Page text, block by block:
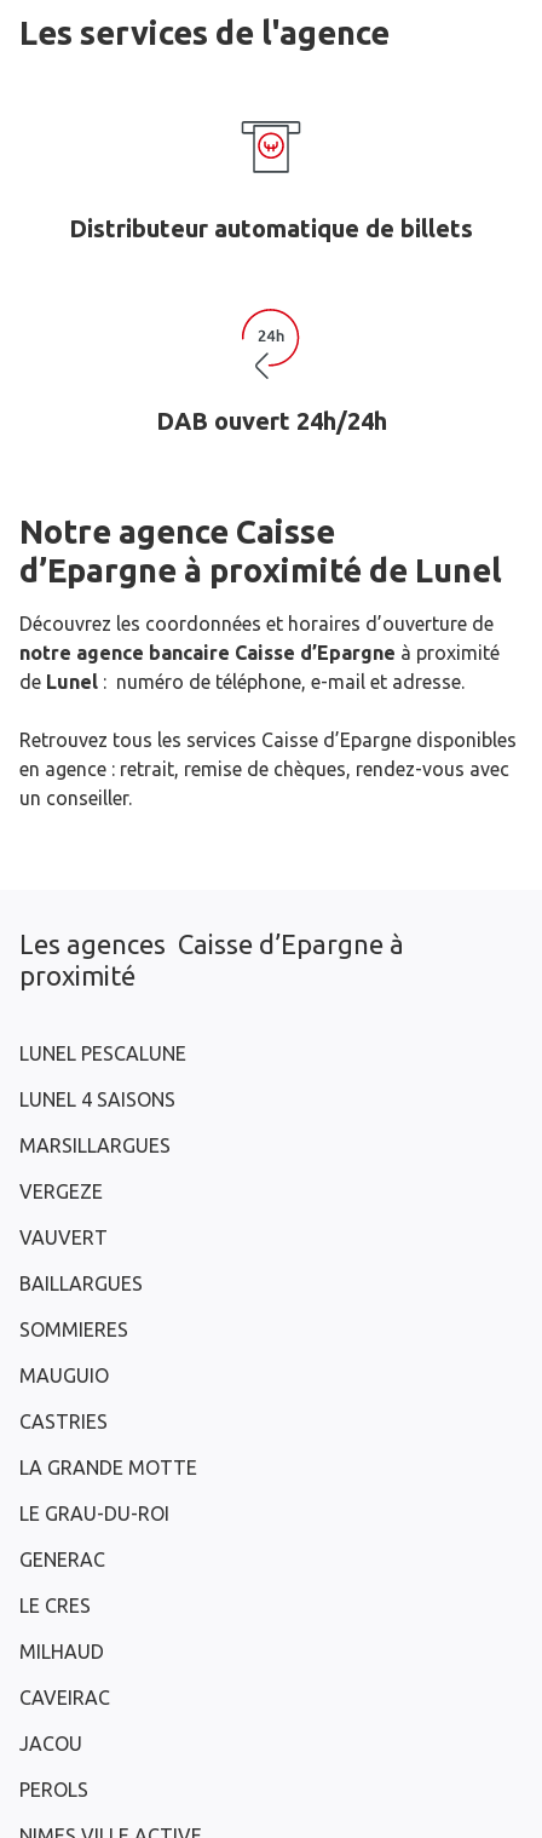
Les services de l'agence
Distributeur automatique de billets
DAB ouvert 24h/24h
Notre agence Caisse
d’Epargne à proximité de Lunel
Découvrez les coordonnées et horaires d’ouverture de
notre agence bancaire Caisse d’Epargne à proximité
de Lunel : numéro de téléphone, e-mail et adresse.
Retrouvez tous les services Caisse d’Epargne disponibles
en agence : retrait, remise de chèques, rendez-vous avec
un conseiller.
Les agences Caisse d’Epargne à
proximité
LUNEL PESCALUNE
LUNEL 4 SAISONS
MARSILLARGUES
VERGEZE
VAUVERT
BAILLARGUES
SOMMIERES
MAUGUIO
CASTRIES
LA GRANDE MOTTE
LE GRAU-DU-ROI
GENERAC
LE CRES
MILHAUD
CAVEIRAC
JACOU
PEROLS